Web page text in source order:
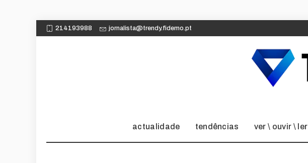
214193988 jornalista@trendy.fidemo.pt
actualidade tendências ver \ ouvir \ ler